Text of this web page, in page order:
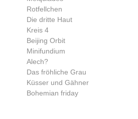
Rotfellchen
Die dritte Haut
Kreis 4
Beijing Orbit
Minifundium
Alech?
Das fröhliche Grau
Küsser und Gähner
Bohemian friday